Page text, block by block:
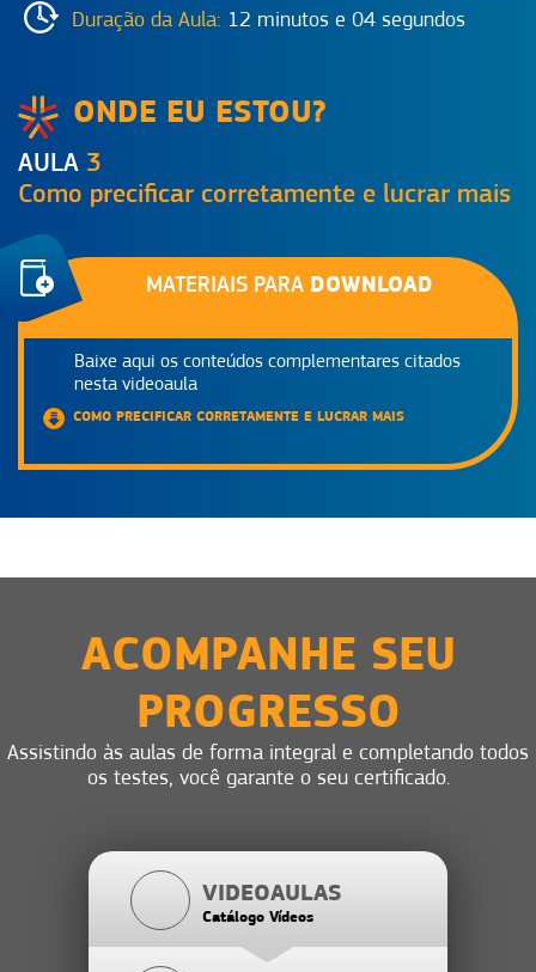
Duração da Aula: 12 minutos e 04 segundos
ONDE EU ESTOU?
AULA 3
Como precificar corretamente e lucrar mais
MATERIAIS PARA DOWNLOAD
Baixe aqui os conteúdos complementares citados
nesta videoaula
COMO PRECIFICAR CORRETAMENTE E LUCRAR MAIS
ACOMPANHE SEU
PROGRESSO
Assistindo às aulas de forma integral e completando todos
os testes, você garante o seu certificado.
VIDEOAULAS
Catálogo Vídeos